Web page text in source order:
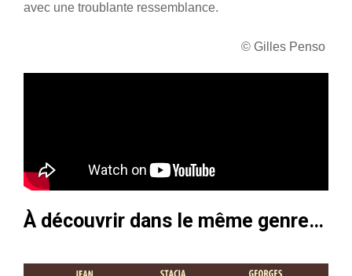
avec une troublante ressemblance.
© Gilles Penso
À découvrir dans le même genre…